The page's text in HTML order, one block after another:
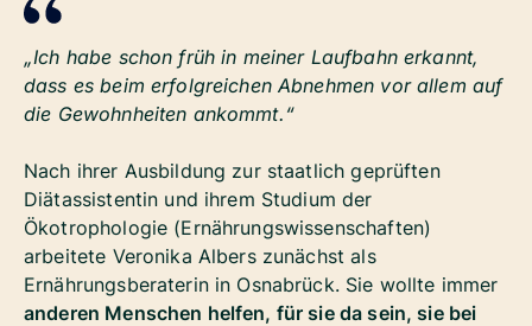
„Ich habe schon früh in meiner Laufbahn erkannt,
dass es beim erfolgreichen Abnehmen vor allem auf
die Gewohnheiten ankommt.“
Nach ihrer Ausbildung zur staatlich geprüften
Diätassistentin und ihrem Studium der
Ökotrophologie (Ernährungswissenschaften)
arbeitete Veronika Albers zunächst als
Ernährungsberaterin in Osnabrück. Sie wollte immer
anderen Menschen helfen, für sie da sein, sie bei